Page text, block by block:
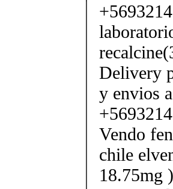
Delivery
y envios
Vendo
chile
18.75mg